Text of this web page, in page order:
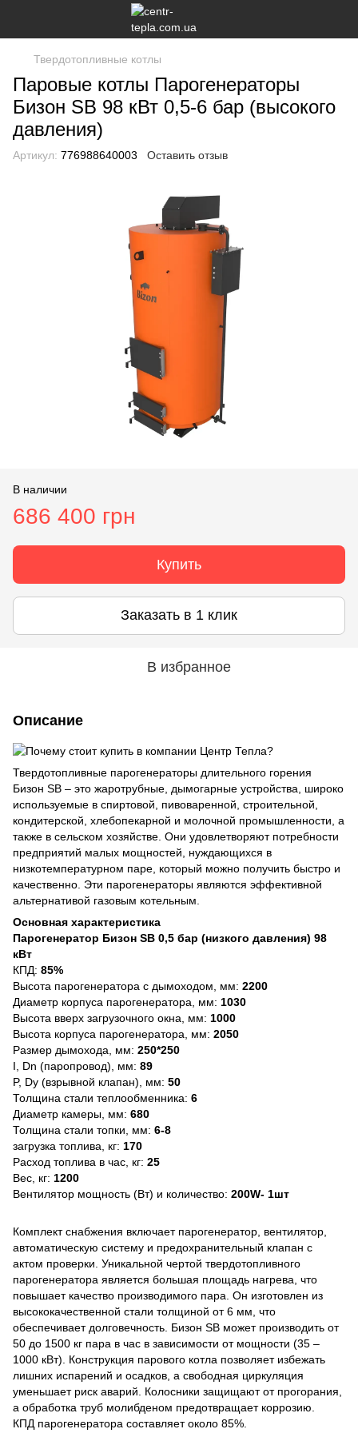
Твердотопливные котлы
Паровые котлы Парогенераторы
Бизон SB 98 кВт 0,5-6 бар (высокого
давления)
Артикул: 776988640003 Оставить отзыв
В наличии
686 400 грн
Купить
Заказать в 1 клик
В избранное
Описание
Твердотопливные парогенераторы длительного горения
Бизон SB – это жаротрубные, дымогарные устройства, широко
используемые в спиртовой, пивоваренной, строительной,
кондитерской, хлебопекарной и молочной промышленности, а
также в сельском хозяйстве. Они удовлетворяют потребности
предприятий малых мощностей, нуждающихся в
низкотемпературном паре, который можно получить быстро и
качественно. Эти парогенераторы являются эффективной
альтернативой газовым котельным.
Основная характеристика
Парогенератор Бизон SB 0,5 бар (низкого давления) 98
кВт
КПД: 85%
Высота парогенератора с дымоходом, мм: 2200
Диаметр корпуса парогенератора, мм: 1030
Высота вверх загрузочного окна, мм: 1000
Высота корпуса парогенератора, мм: 2050
Размер дымохода, мм: 250*250
I, Dn (паропровод), мм: 89
P, Dy (взрывной клапан), мм: 50
Толщина стали теплообменника: 6
Диаметр камеры, мм: 680
Толщина стали топки, мм: 6-8
загрузка топлива, кг: 170
Расход топлива в час, кг: 25
Вес, кг: 1200
Вентилятор мощность (Вт) и количество: 200W- 1шт
Комплект снабжения включает парогенератор, вентилятор,
автоматическую систему и предохранительный клапан с
актом проверки. Уникальной чертой твердотопливного
парогенератора является большая площадь нагрева, что
повышает качество производимого пара. Он изготовлен из
высококачественной стали толщиной от 6 мм, что
обеспечивает долговечность. Бизон SB может производить от
50 до 1500 кг пара в час в зависимости от мощности (35 –
1000 кВт). Конструкция парового котла позволяет избежать
лишних испарений и осадков, а свободная циркуляция
уменьшает риск аварий. Колосники защищают от прогорания,
а обработка труб молибденом предотвращает коррозию.
КПД парогенератора составляет около 85%.